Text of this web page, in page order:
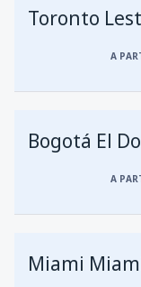
Toronto
A
Bogotá El
A
Miami